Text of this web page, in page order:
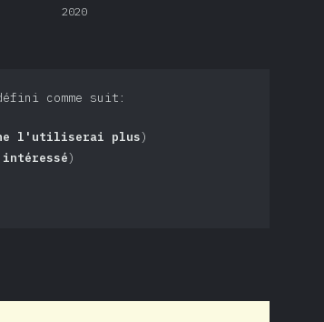
2020
comme suit:
l'utiliserai plus)
)